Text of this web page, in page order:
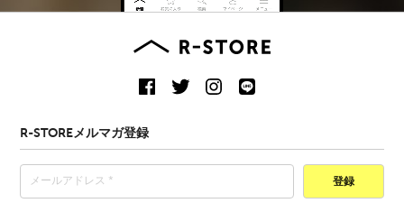
R-STOREメルマガ登録
登録